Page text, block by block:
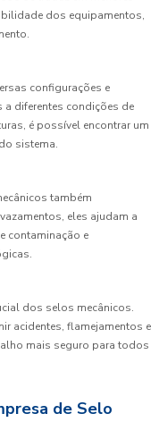
dos equipamentos,
configurações e
a diferentes condições de
é possível encontrar um
sistema.
também
eles ajudam a
contaminação e
dos selos mecânicos.
acidentes, flamejamentos e
mais seguro para todos
de Selo